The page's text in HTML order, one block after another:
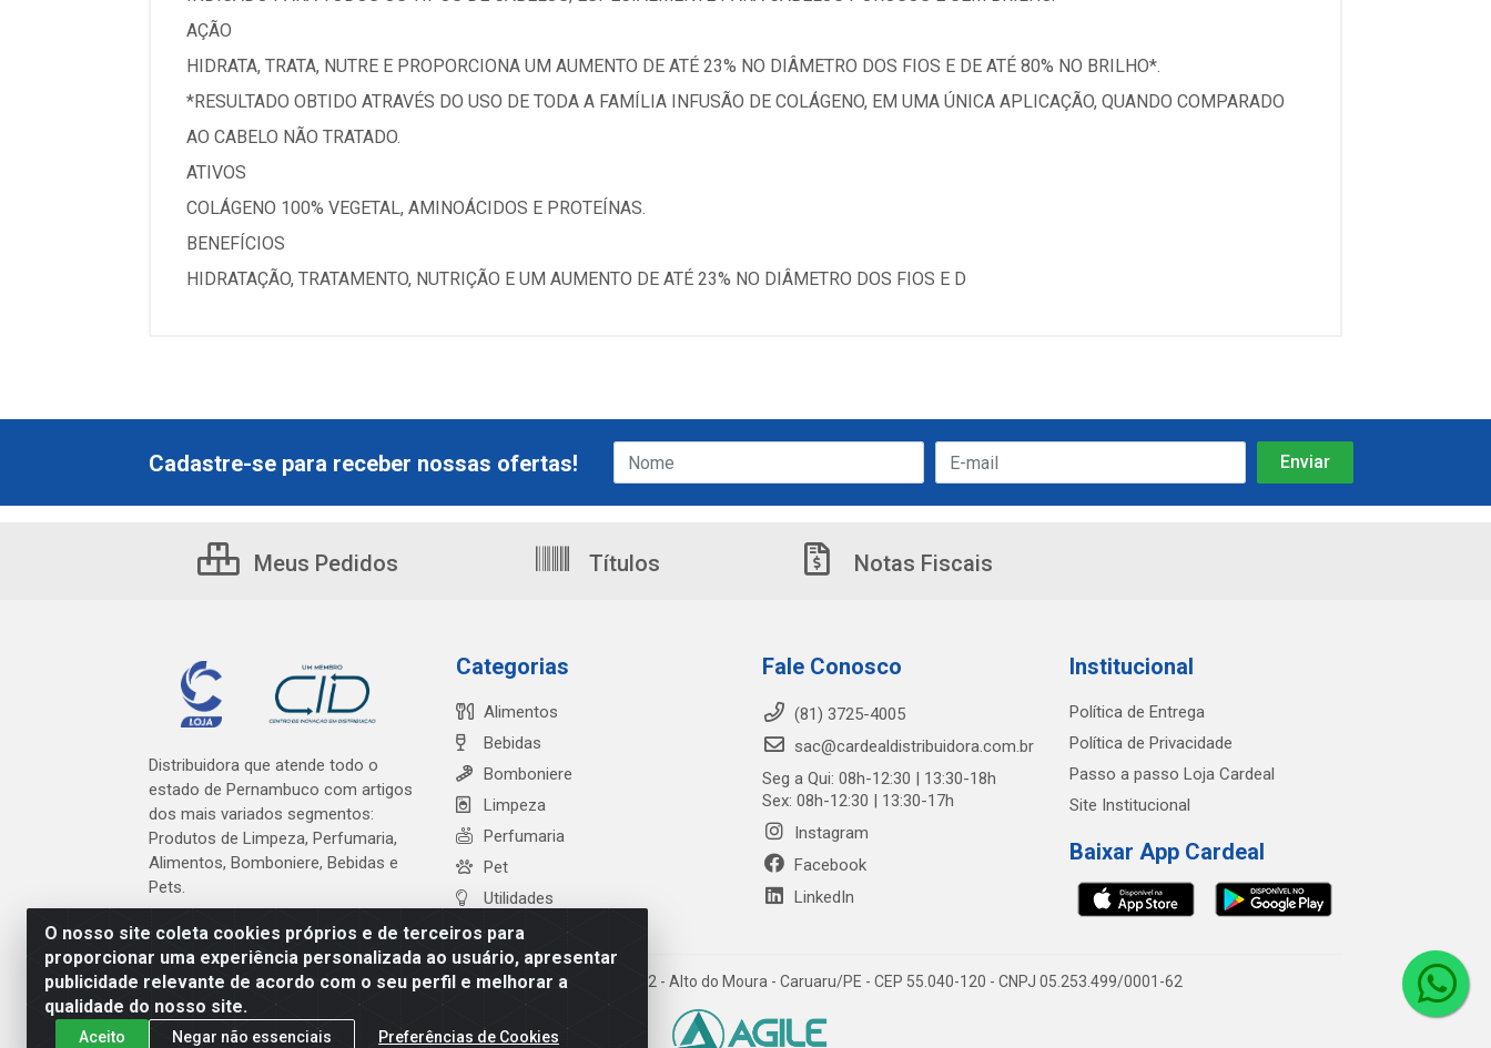
AÇÃO
HIDRATA, TRATA, NUTRE E PROPORCIONA UM AUMENTO DE ATÉ 23% NO DIÂMETRO DOS FIOS E DE ATÉ 80% NO BRILHO*.
*RESULTADO OBTIDO ATRAVÉS DO USO DE TODA A FAMÍLIA INFUSÃO DE COLÁGENO, EM UMA ÚNICA APLICAÇÃO, QUANDO COMPARADO
AO CABELO NÃO TRATADO.
ATIVOS
COLÁGENO 100% VEGETAL, AMINOÁCIDOS E PROTEÍNAS.
BENEFÍCIOS
HIDRATAÇÃO, TRATAMENTO, NUTRIÇÃO E UM AUMENTO DE ATÉ 23% NO DIÂMETRO DOS FIOS E D
O nosso site coleta cookies próprios e de terceiros para
proporcionar uma experiência personalizada ao usuário, apresentar
publicidade relevante de acordo com o seu perfil e melhorar a
qualidade do nosso site.
Aceito Negar não essenciais Preferências de Cookies
Cadastre-se para receber nossas ofertas!
Meus Pedidos Títulos Notas Fiscais
Distribuidora que atende todo o
estado de Pernambuco com artigos
dos mais variados segmentos:
Produtos de Limpeza, Perfumaria,
Alimentos, Bomboniere, Bebidas e
Pets.
Categorias
Alimentos
Bebidas
Bomboniere
Limpeza
Perfumaria
Pet
Utilidades
Fale Conosco
(81) 3725-4005
sac@cardealdistribuidora.com.br
Seg a Qui: 08h-12:30 | 13:30-18h
Sex: 08h-12:30 | 13:30-17h
Instagram
Facebook
LinkedIn
Institucional
Política de Entrega
Política de Privacidade
Passo a passo Loja Cardeal
Site Institucional
Baixar App Cardeal
Cardeal Distribuidora - Estrada Alto do Moura, 582 - Alto do Moura - Caruaru/PE - CEP 55.040-120 - CNPJ 05.253.499/0001-62